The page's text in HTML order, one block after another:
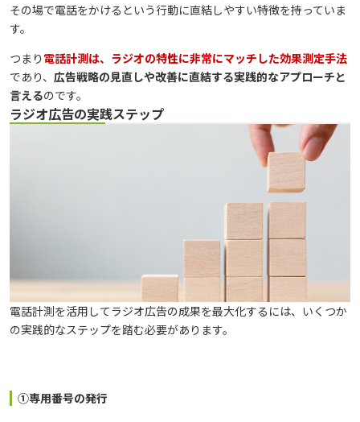
その場で電話をかけるという行動に直結しやすい特徴を持っていま
す。
つまり 電話計測は、ラジオの特性に非常にマッチした効果測定手法
であり、 広告戦略の見直しや改善に直結する実践的なアプローチと
言えるのです。
ラジオ広告の実践ステップ
電話計測を活用してラジオ広告の成果を最大化するには、いくつか
の実践的なステップを踏む必要があります。
①専用番号の発行